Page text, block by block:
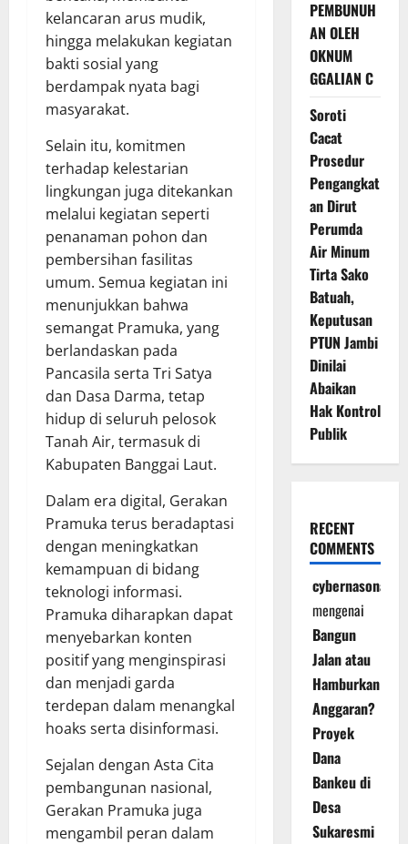
kelancaran arus mudik,
hingga melakukan kegiatan
bakti sosial yang
berdampak nyata bagi
masyarakat.
Selain itu, komitmen
terhadap kelestarian
lingkungan juga ditekankan
melalui kegiatan seperti
penanaman pohon dan
pembersihan fasilitas
umum. Semua kegiatan ini
menunjukkan bahwa
semangat Pramuka, yang
berlandaskan pada
Pancasila serta Tri Satya
dan Dasa Darma, tetap
hidup di seluruh pelosok
Tanah Air, termasuk di
Kabupaten Banggai Laut.
Dalam era digital, Gerakan
Pramuka terus beradaptasi
dengan meningkatkan
kemampuan di bidang
teknologi informasi.
Pramuka diharapkan dapat
menyebarkan konten
positif yang menginspirasi
dan menjadi garda
terdepan dalam menangkal
hoaks serta disinformasi.
Sejalan dengan Asta Cita
pembangunan nasional,
Gerakan Pramuka juga
mengambil peran dalam
PEMBUNUH
AN OLEH
OKNUM
GGALIAN C
Soroti
Cacat
Prosedur
Pengangkat
an Dirut
Perumda
Air Minum
Tirta Sako
Batuah,
Keputusan
PTUN Jambi
Dinilai
Abaikan
Hak Kontrol
Publik
RECENT
COMMENTS
cybernasonal
mengenai
Bangun
Jalan atau
Hamburkan
Anggaran?
Proyek
Dana
Bankeu di
Desa
Sukaresmi